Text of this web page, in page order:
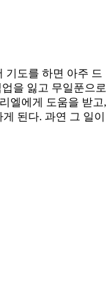
기도를 하면 아주 드
을 잃고 무일푼으로
엘에게 도움을 받고,
된다. 과연 그 일이